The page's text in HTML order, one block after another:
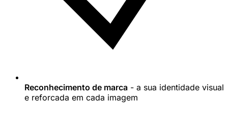
Reconhecimento de marca - a sua identidade visual
e reforcada em cada imagem